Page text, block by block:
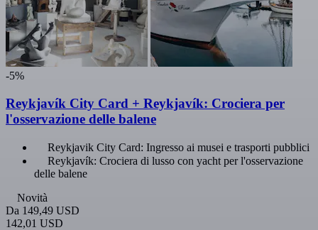
-5%
Reykjavík City Card + Reykjavík: Crociera per
l'osservazione delle balene
Reykjavik City Card: Ingresso ai musei e trasporti pubblici
Reykjavík: Crociera di lusso con yacht per l'osservazione
delle balene
Novità
Da 149,49 USD
142,01 USD